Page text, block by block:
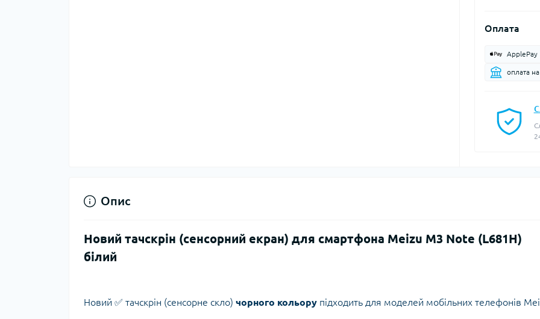
Оплата
ApplePay
оплата
Опис
Новий тачскрін (сенсорний екран) для смартфона Meizu M3 Note (L681H)
білий
Новий ✅ тачскрін (сенсорне скло) чорного кольору підходить для моделей мобільних телефонів